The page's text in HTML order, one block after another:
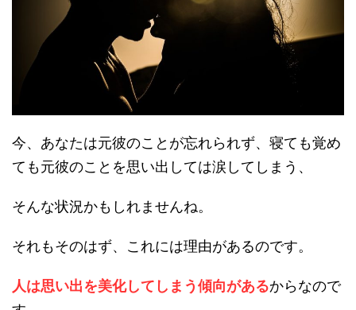
今、あなたは元彼のことが忘れられず、寝ても覚め
ても元彼のことを思い出しては涙してしまう、
そんな状況かもしれませんね。
それもそのはず、これには理由があるのです。
人は思い出を美化してしまう傾向があるからなので